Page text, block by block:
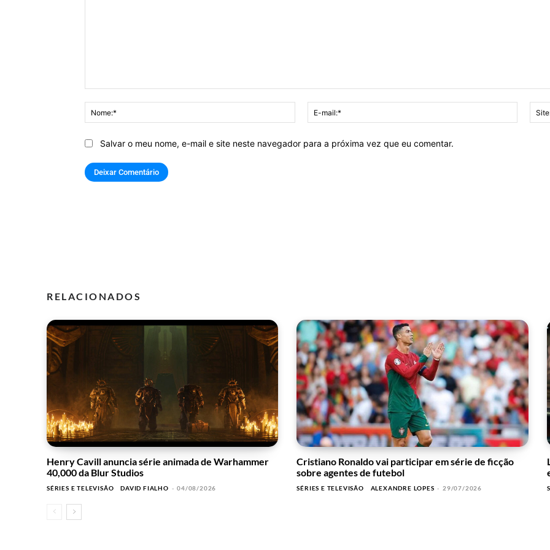
Nome:*
mail:*
Salvar o meu nome, e-mail e site neste navegador para a próxima vez que eu comentar.
RELACIONADOS
Henry Cavill anuncia série animada de Warhammer
40,000 da Blur Studios
SÉRIES E TELEVISÃO DAVID FIALHO - 04/08/2026
Cristiano Ronaldo vai participar em série de ficção
sobre agentes de futebol
SÉRIES E TELEVISÃO ALEXANDRE LOPES - 29/07/2026